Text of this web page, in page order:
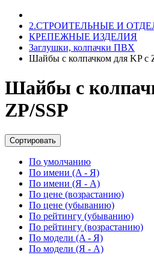
2.СТРОИТЕЛЬНЫЕ И
КРЕПЕЖНЫЕ ИЗДЕЛИЯ
Заглушки, колпачки ПВХ
Шайбы с колпачком для KP с
Шайбы с
ZP/SSP
Сортировать
По умолчанию
По имени (A - Я)
По имени (Я - A)
По цене (возрастанию)
По цене (убыванию)
По рейтингу (убыванию)
По рейтингу (возрастанию)
По модели (A - Я)
По модели (Я - A)